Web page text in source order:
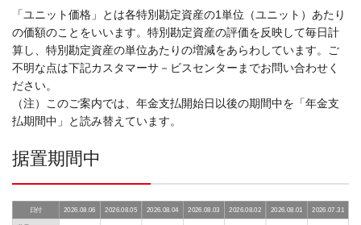
「ユニット価格」とは各特別勘定資産の1単位（ユニット）あたり
の価額のことをいいます。特別勘定資産の評価を反映して毎日計
算し、特別勘定資産の単位あたりの増減をあらわしています。ご
不明な点は下記カスタマーサ－ビスセンターまでお問い合わせく
ださい。
（注）このご案内では、年金支払開始日以後の期間中を「年金支
払期間中」と読み替えています。
据置期間中
日付 2026.08.06 2026.08.05 2026.08.04 2026.08.03 2026.08.02 2026.08.01 2026.07.31